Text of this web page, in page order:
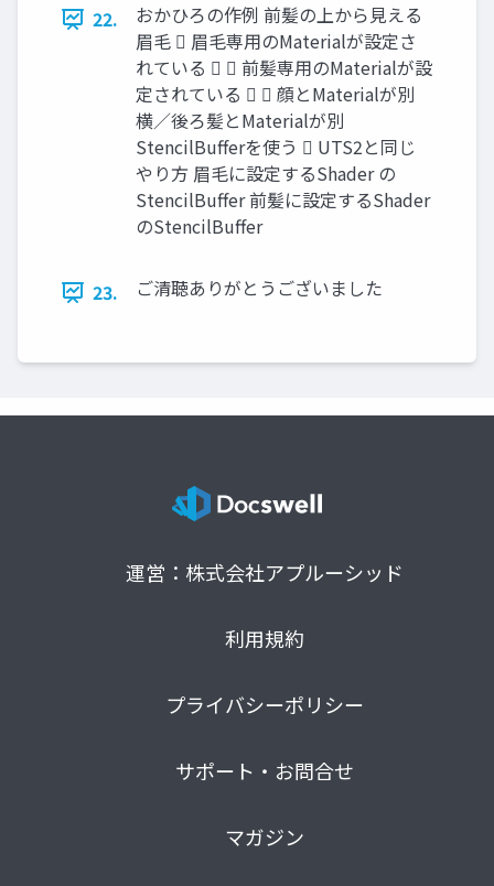
22.
おかひろの作例 前髪の上から見える
眉毛  眉毛専用のMaterialが設定さ
れている   前髪専用のMaterialが設
定されている   顔とMaterialが別
横／後ろ髪とMaterialが別
StencilBufferを使う  UTS2と同じ
やり方 眉毛に設定するShader の
StencilBuffer 前髪に設定するShader
のStencilBuffer
23. ご清聴ありがとうございました
運営：株式会社アプルーシッド
利用規約
プライバシーポリシー
サポート・お問合せ
マガジン